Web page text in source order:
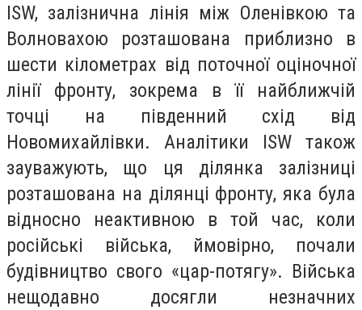
ISW, залізнична лінія між Оленівкою та
Волновахою розташована приблизно в
шести кілометрах від поточної оціночної
лінії фронту, зокрема в її найближчій
точці на південний схід від
Новомихайлівки. Аналітики ISW також
зауважують, що ця ділянка залізниці
розташована на ділянці фронту, яка була
відносно неактивною в той час, коли
російські війська, ймовірно, почали
будівництво свого «цар-потягу». Війська
нещодавно досягли незначних